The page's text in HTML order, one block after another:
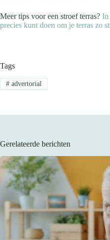
Meer tips voor een stroef terras? In
precies kunt doen om je terras zo
Tags
#advertorial
Gerelateerde berichten